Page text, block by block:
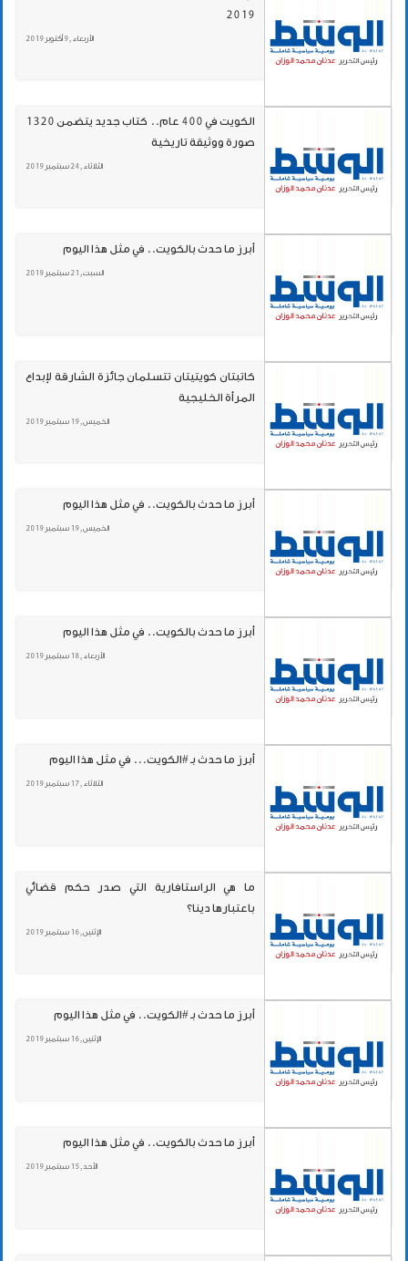
2019
الأربعاء , 9 أكتوبر 2019
الكويت في 400 عام.. كتاب جديد يتضمن 1320
صورة ووثيقة تاريخية
الثلاثاء , 24 سبتمبر 2019
أبرز ما حدث بالكويت.. في مثل هذا اليوم
السبت , 21 سبتمبر 2019
كاتبتان كويتيتان تتسلمان جائزة الشارقة لإبداع
المرأة الخليجية
الخميس , 19 سبتمبر 2019
أبرز ما حدث بالكويت.. في مثل هذا اليوم
الخميس , 19 سبتمبر 2019
أبرز ما حدث بالكويت.. في مثل هذا اليوم
الأربعاء , 18 سبتمبر 2019
أبرز ما حدث بـ #الكويت... في مثل هذا اليوم
الثلاثاء , 17 سبتمبر 2019
ما هي الراستافارية التي صدر حكم قضائي
باعتبارها دينا؟
الإثنين , 16 سبتمبر 2019
أبرز ما حدث بـ #الكويت.. في مثل هذا اليوم
الإثنين , 16 سبتمبر 2019
أبرز ما حدث بالكويت.. في مثل هذا اليوم
الأحد , 15 سبتمبر 2019